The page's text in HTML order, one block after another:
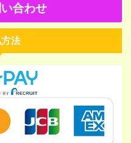
合わせ
法